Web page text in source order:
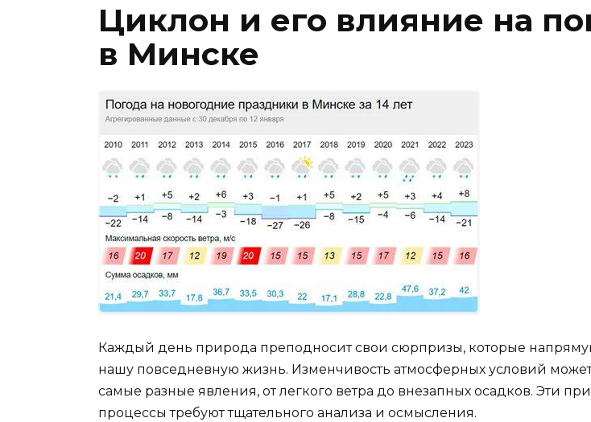
Циклон и его влияние на
в Минске
Каждый день природа преподносит свои сюрпризы, которые
нашу повседневную жизнь. Изменчивость атмосферных условий
самые разные явления, от легкого ветра до внезапных осадков. Эти
процессы требуют тщательного анализа и осмысления.